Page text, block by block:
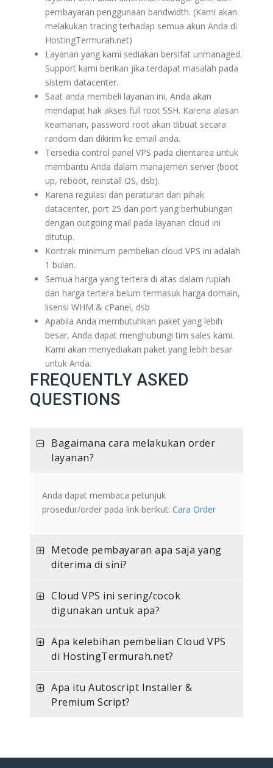
pembayaran penggunaan bandwidth. (Kami akan
melakukan tracing terhadap semua akun Anda di
HostingTermurah.net)
Layanan yang kami sediakan bersifat unmanaged.
Support kami berikan jika terdapat masalah pada
sistem datacenter.
Saat anda membeli layanan ini, Anda akan
mendapat hak akses full root SSH. Karena alasan
keamanan, password root akan dibuat secara
random dan dikirim ke email anda.
Tersedia control panel VPS pada clientarea untuk
membantu Anda dalam manajemen server (boot
up, reboot, reinstall OS, dsb).
Karena regulasi dan peraturan dari pihak
datacenter, port 25 dan port yang berhubungan
dengan outgoing mail pada layanan cloud ini
ditutup.
Kontrak minimum pembelian cloud VPS ini adalah
1 bulan.
Semua harga yang tertera di atas dalam rupiah
dan harga tertera belum termasuk harga domain,
lisensi WHM & cPanel, dsb
Apabila Anda membutuhkan paket yang lebih
besar, Anda dapat menghubungi tim sales kami.
Kami akan menyediakan paket yang lebih besar
untuk Anda.
FREQUENTLY ASKED
QUESTIONS
Bagaimana cara melakukan order
layanan?
Anda dapat membaca petunjuk
prosedur/order pada link berikut: Cara Order
Metode pembayaran apa saja yang
diterima di sini?
Cloud VPS ini sering/cocok
digunakan untuk apa?
Apa kelebihan pembelian Cloud VPS
di HostingTermurah.net?
Apa itu Autoscript Installer &
Premium Script?